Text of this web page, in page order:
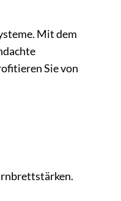
Mit dem
Sie von